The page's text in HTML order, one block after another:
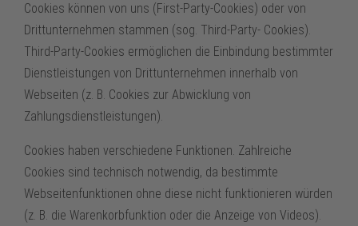
Cookies können von uns (First-Party-Cookies) oder von
Drittunternehmen stammen (sog. Third-Party- Cookies).
Third-Party-Cookies ermöglichen die Einbindung bestimmter
Dienstleistungen von Drittunternehmen innerhalb von
Webseiten (z. B. Cookies zur Abwicklung von
Zahlungsdienstleistungen).
Cookies haben verschiedene Funktionen. Zahlreiche
Cookies sind technisch notwendig, da bestimmte
Webseitenfunktionen ohne diese nicht funktionieren würden
(z. B. die Warenkorbfunktion oder die Anzeige von Videos).